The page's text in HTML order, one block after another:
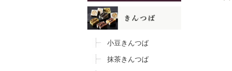
小豆きんつば
抹茶きんつば